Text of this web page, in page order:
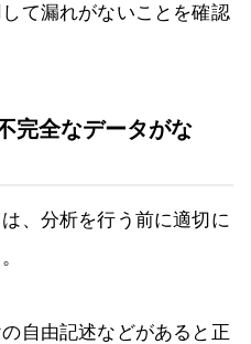
て漏れがないことを確認
完全なデータがな
、分析を行う前に適切に
自由記述などがあると正